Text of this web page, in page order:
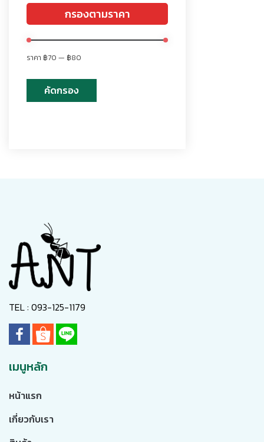
กรองตามราคา
คัดกรอง
ราคา ฿70 — ฿80
TEL : 093-125-1179
เมนูหลัก
หน้าแรก
เกี่ยวกับเรา